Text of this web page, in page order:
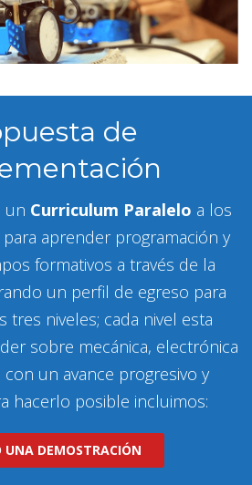
de
un Curriculum Paralelo a los
aprender programación y
formativos a través de la
un perfil de egreso para
tres niveles; cada nivel esta
sobre mecánica, electrónica
un avance progresivo y
hacerlo posible incluimos:
UNA DEMOSTRACIÓN